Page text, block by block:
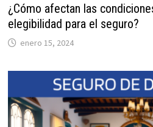
¿Cómo afectan las
elegibilidad para el seguro?
enero 15, 2024